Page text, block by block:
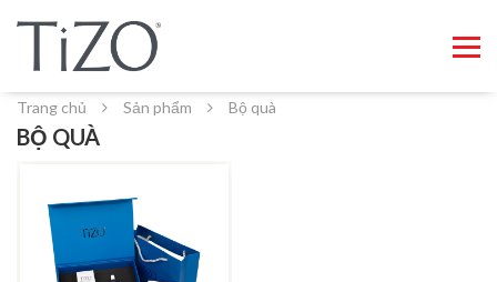
Trang chủ Sản phẩm Bộ quà
BỘ QUÀ